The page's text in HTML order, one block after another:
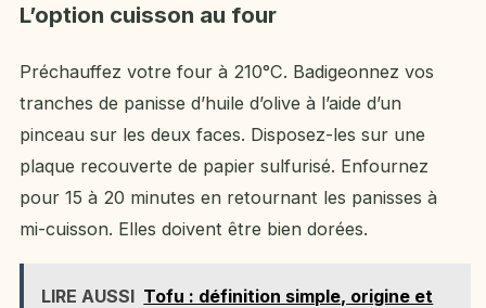
L’option cuisson au four
Préchauffez votre four à 210°C. Badigeonnez vos
tranches de panisse d’huile d’olive à l’aide d’un
pinceau sur les deux faces. Disposez-les sur une
plaque recouverte de papier sulfurisé. Enfournez
pour 15 à 20 minutes en retournant les panisses à
mi-cuisson. Elles doivent être bien dorées.
LIRE AUSSI Tofu : définition simple, origine et